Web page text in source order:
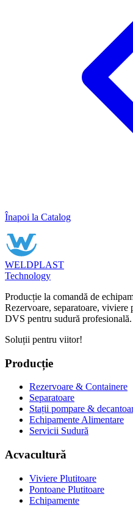
Înapoi la Catalog
WELDPLAST
Technology
Producție la comandă de
Rezervoare, separatoare,
DVS pentru sudură profesională.
Soluții pentru viitor!
Producție
Rezervoare & Containere
Separatoare
Stații pompare &
Echipamente Alimentare
Servicii Sudură
Acvacultură
Viviere Plutitoare
Pontoane Plutitoare
Echipamente